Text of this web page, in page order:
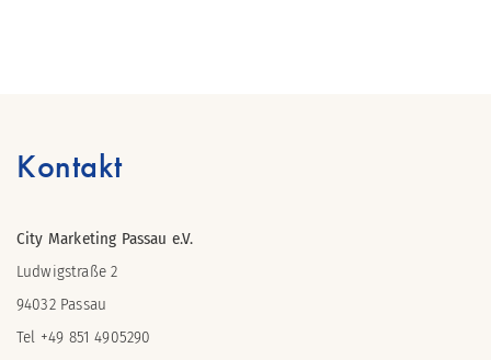
Kontakt
City Marketing Passau e.V.
Ludwigstraße 2
94032 Passau
Tel +49 851 4905290